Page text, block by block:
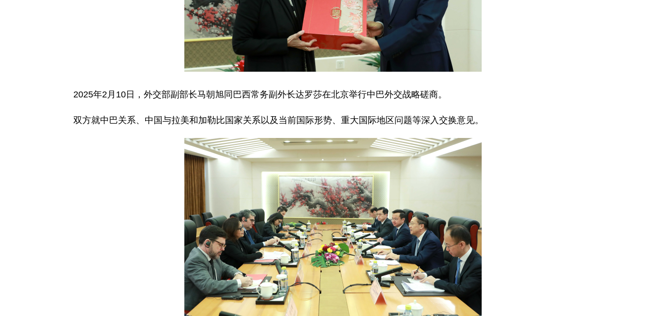
2025年2月10日，外交部副部长马朝旭同巴西常务副外长达罗莎在北京举行中巴外交战略磋商。
双方就中巴关系、中国与拉美和加勒比国家关系以及当前国际形势、重大国际地区问题等深入交换意见。